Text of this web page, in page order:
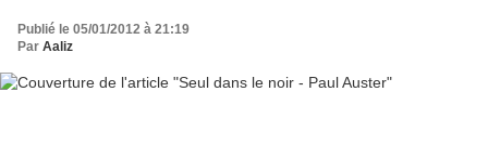
Publié le 05/01/2012 à 21:19
Par Aaliz